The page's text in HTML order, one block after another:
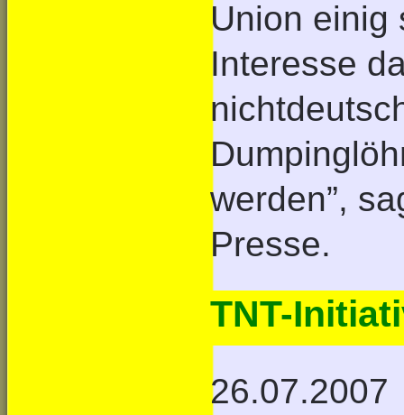
Union einig
Interesse
werden”,
Presse.
TNT-
26.07.2007